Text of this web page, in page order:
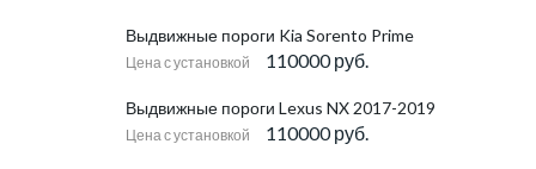
Выдвижные пороги Kia Sorento Prime
Цена с установкой 110000 руб.
Выдвижные пороги Lexus NX 2017-2019
Цена с установкой 110000 руб.